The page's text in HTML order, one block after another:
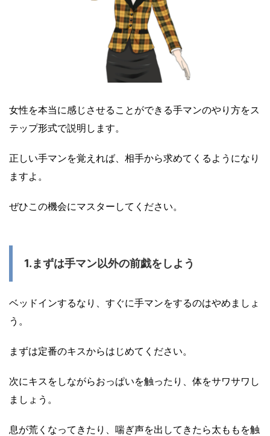
女性を本当に感じさせることができる手マンのやり方をス
テップ形式で説明します。
正しい手マンを覚えれば、相手から求めてくるようになり
ますよ。
ぜひこの機会にマスターしてください。
1.まずは手マン以外の前戯をしよう
ベッドインするなり、すぐに手マンをするのはやめましょ
う。
まずは定番のキスからはじめてください。
次にキスをしながらおっぱいを触ったり、体をサワサワし
ましょう。
息が荒くなってきたり、喘ぎ声を出してきたら太ももを触